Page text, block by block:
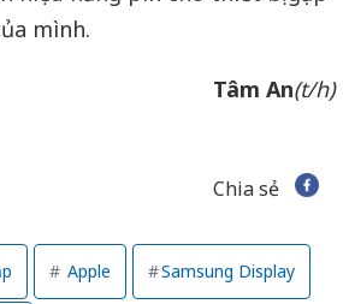
mình.
Tâm An(t/h)
Chia sẻ
Apple Samsung Display